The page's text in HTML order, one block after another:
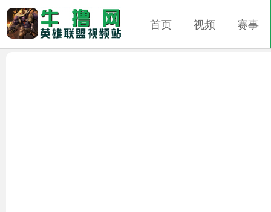
首页 视频 赛事